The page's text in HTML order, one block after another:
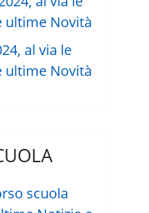
al via le
ultime Novità